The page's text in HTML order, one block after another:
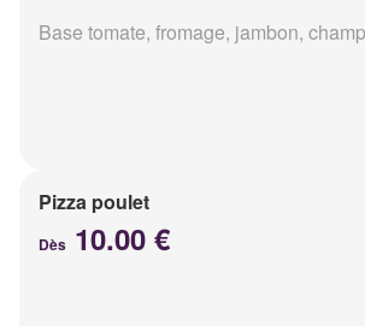
Base tomate, fromage, jambon,
Pizza poulet
Dès 10.00 €